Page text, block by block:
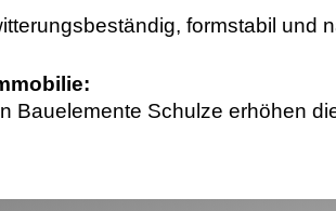
formstabil und
Bauelemente Schulze erhöhen